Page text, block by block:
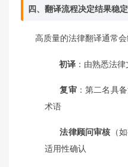
四、翻译流程决定结果稳
高质量的法律翻译通常会
初译 ：由熟悉法
复审：第二名具
术语
法律顾问审核 （
适用性确认